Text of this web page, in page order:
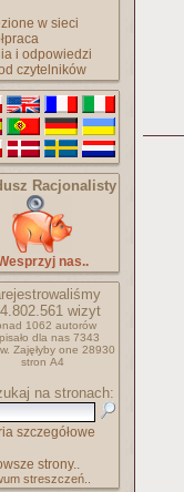
w sieci
i odpowiedzi
czytelników
Racjonalisty
nas..
wizyt
1062 autorów
dla nas 7343
Zajęłyby one 28930
stron A4
na stronach:
szczegółowe
strony..
streszczeń..